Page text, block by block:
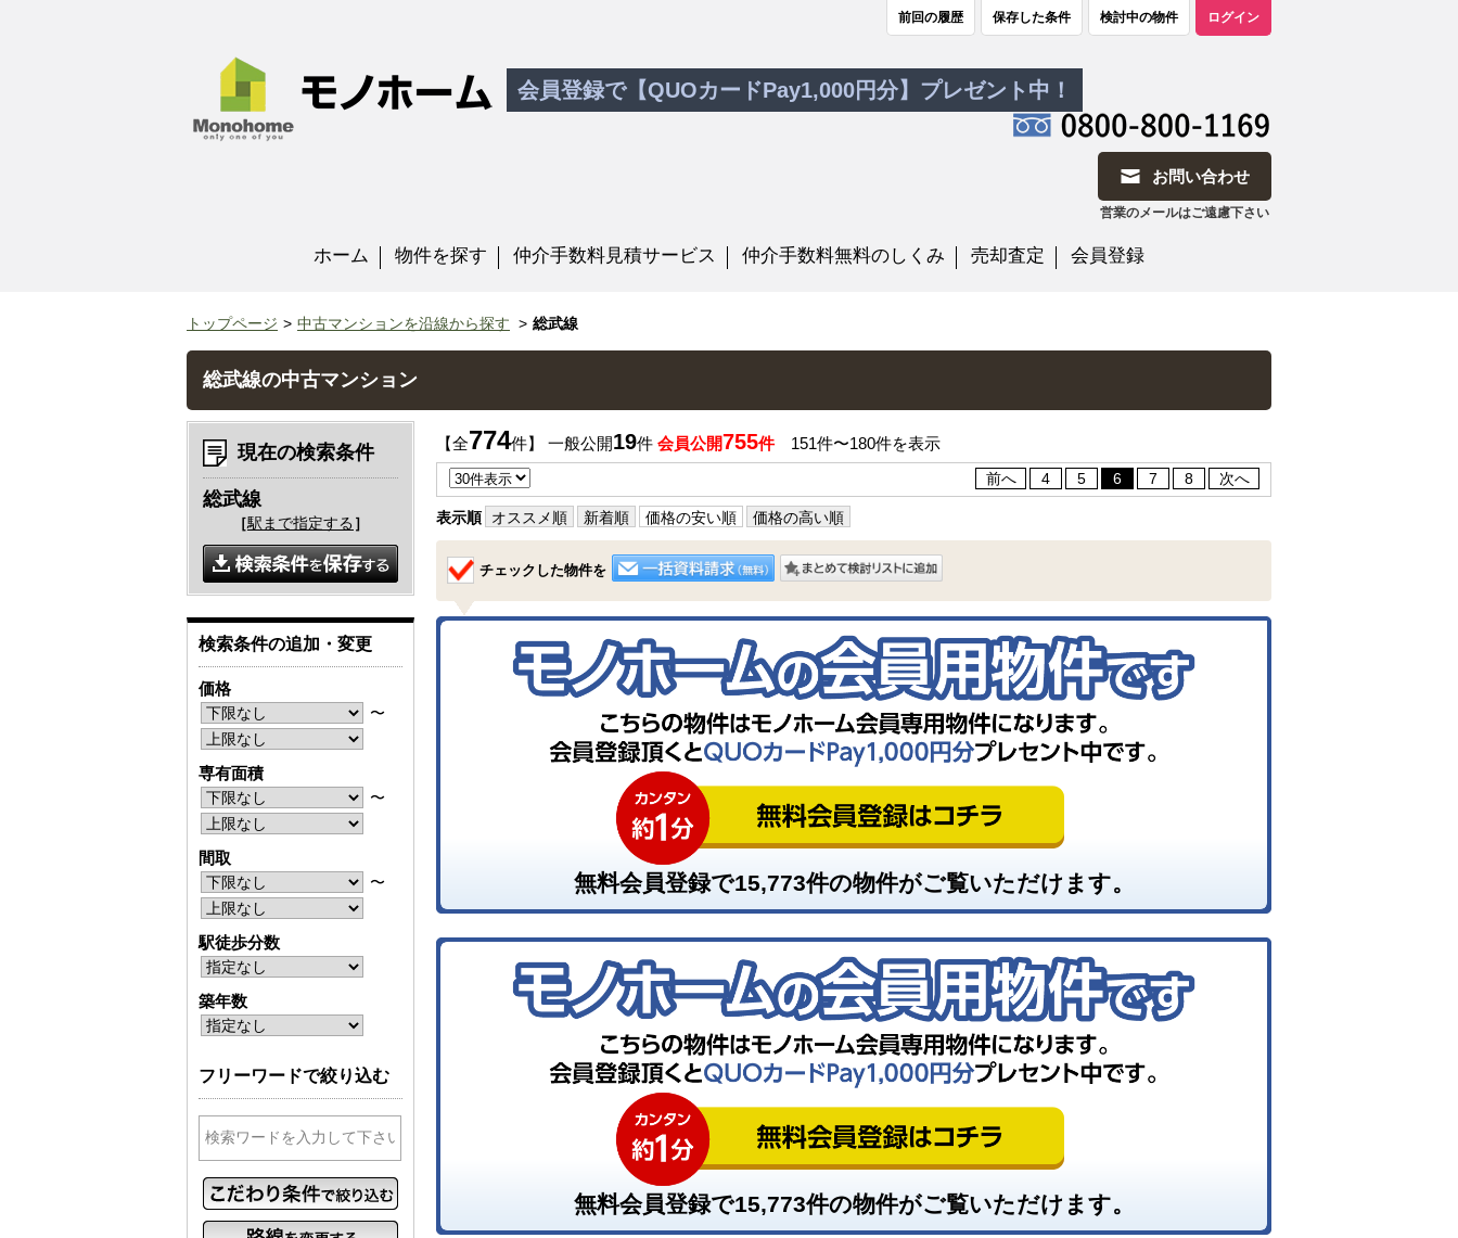
前回の履歴 保存した条件 検討中の物件 ログイン
会員登録で【QUOカードPay1,000円分】プレゼント中！
お問い合わせ
営業のメールはご遠慮下さい
ホーム 物件を探す 仲介手数料見積サービス 仲介手数料無料のしくみ 売却査定 会員登録
トップページ 中古マンションを沿線から探す 総武線
総武線の中古マンション
【全774件】 一般公開19件 会員公開755件151件〜180件を表示
前へ 4 5 6 7 8 次へ
表示順 オススメ順 新着順 価格の安い順 価格の高い順
チェックした物件を
無料会員登録で15,773件の物件がご覧いただけます。
無料会員登録で15,773件の物件がご覧いただけます。
現在の検索条件
総武線
［駅まで指定する ］
検索条件の追加・変更
価格
〜
専有面積
〜
間取
〜
駅徒歩分数
築年数
フリーワードで絞り込む